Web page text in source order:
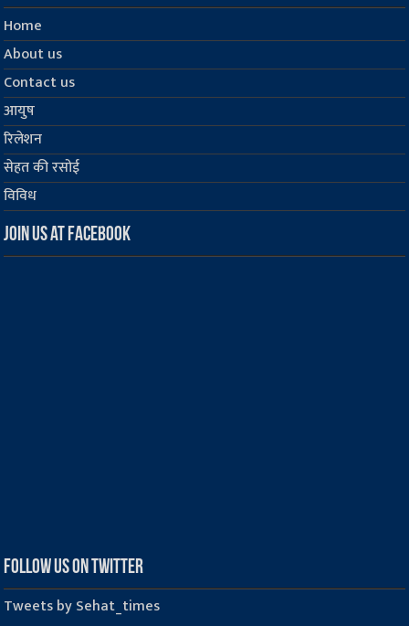
Home
About us
Contact us
आयुष
रिलेशन
सेहत की रसोई
विविध
Join us at Facebook
Follow us on Twitter
Tweets by Sehat_times